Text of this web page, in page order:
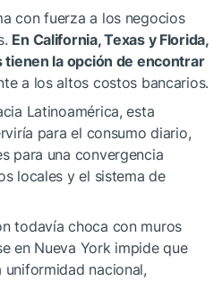
con fuerza a los negocios
En California, Texas y Florida,
tienen la opción de encontrar
a los altos costos bancarios.
Latinoamérica, esta
para el consumo diario,
para una convergencia
locales y el sistema de
todavía choca con muros
en Nueva York impide que
uniformidad nacional,